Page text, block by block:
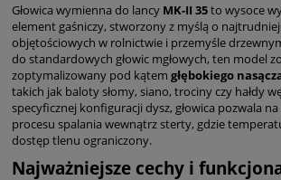
Głowica wymienna do lancy MK-II 35to wysoce
element gaśniczy, stworzony z myślą o
objętościowych w rolnictwie i przemyśle
do standardowych głowic mgłowych, ten model
zoptymalizowany pod kątem głębokiego
takich jak baloty słomy, siano, trociny czy hałdy
specyficznej konfiguracji dysz, głowica pozwala
procesu spalania wewnątrz sterty, gdzie
dostęp tlenu ograniczony.
Najważniejsze cechy i